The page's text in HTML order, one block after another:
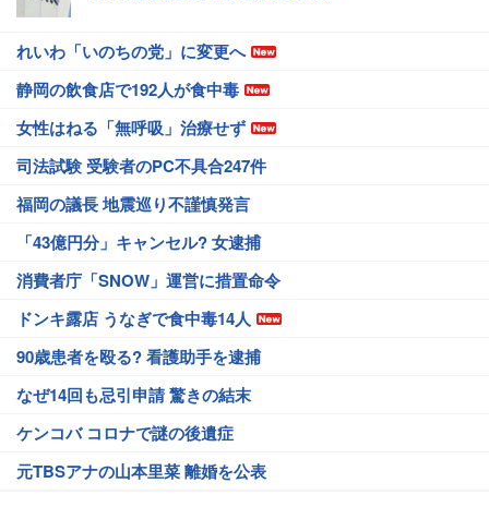
れいわ「いのちの党」に変更へ
静岡の飲食店で192人が食中毒
女性はねる「無呼吸」治療せず
司法試験 受験者のPC不具合247件
福岡の議長 地震巡り不謹慎発言
「43億円分」キャンセル? 女逮捕
消費者庁「SNOW」運営に措置命令
ドンキ露店 うなぎで食中毒14人
90歳患者を殴る? 看護助手を逮捕
なぜ14回も忌引申請 驚きの結末
ケンコバ コロナで謎の後遺症
元TBSアナの山本里菜 離婚を公表